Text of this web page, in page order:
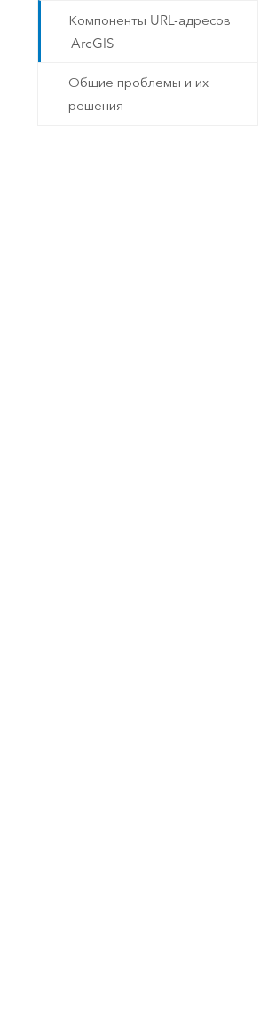
Компоненты URL-адресов
ArcGIS
Общие проблемы и их
решения